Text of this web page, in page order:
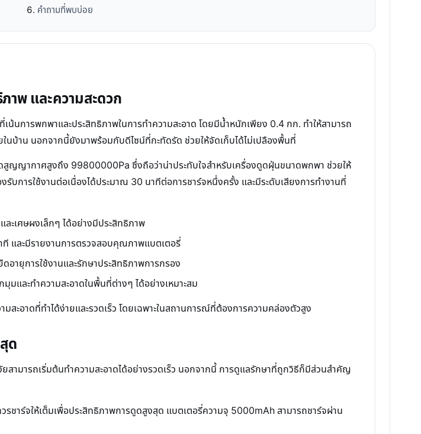
คำถามที่พบบ่อย
พ และความสะดวก
การพกพาและประสิทธิภาพในการทำความสะอาด โดยมีน้ำหนักเพียง 0.4 กก. ทำให้สามารถ
นบ้าน นอกจากนี้ยังมาพร้อมกับดีไซน์ที่กะทัดรัด ช่วยให้จัดเก็บได้ไม่เปลืองพื้นที่
ญากาศสูงถึง 99800000Pa ซึ่งถือว่าน่าประทับใจสำหรับเครื่องดูดฝุ่นขนาดพกพา ช่วยให้
การใช้งานต่อเนื่องได้ประมาณ 30 นาทีต่อการชาร์จหนึ่งครั้ง และมีระดับเสียงการทำงานที่
เศษผงเล็กๆ ได้อย่างมีประสิทธิภาพ
และมีรายงานการตรวจสอบคุณภาพแบตเตอรี่
อายุการใช้งานและรักษาประสิทธิภาพการกรอง
และทำความสะอาดในพื้นที่ต่างๆ ได้อย่างเหมาะสม
ะอาดที่ทำได้ง่ายและรวดเร็ว โดยเฉพาะในสถานการณ์ที่ต้องการความคล่องตัวสูง
ด
สามารถเริ่มต้นทำความสะอาดได้อย่างรวดเร็ว นอกจากนี้ การดูแลรักษาที่ถูกวิธีก็มีส่วนสำคัญ
ชาร์จให้เต็มเพื่อประสิทธิภาพการดูดสูงสุด แบตเตอรี่ความจุ 5000mAh สามารถชาร์จผ่าน